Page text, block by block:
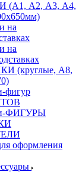
(А1, А2, А3, А4,
на
на
(круглые, А8,
ФИГУРЫ
оформления